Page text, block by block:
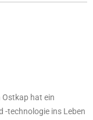
hat ein
technologie ins Leben